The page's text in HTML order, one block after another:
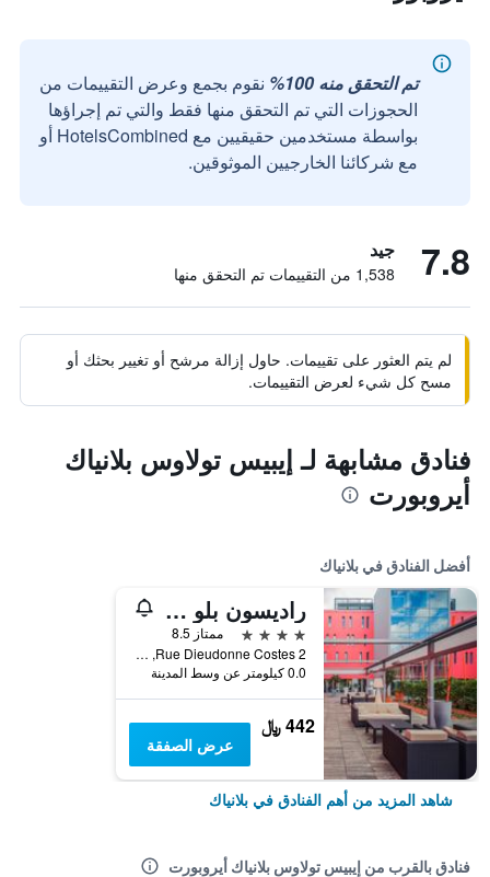
تم التحقق منه 100%
نقوم بجمع وعرض التقييمات من
الحجوزات التي تم التحقق منها فقط والتي تم إجراؤها
بواسطة مستخدمين حقيقيين مع HotelsCombined أو
مع شركائنا الخارجيين الموثوقين.
7.8 جيد
1,538 من التقييمات تم التحقق منها
لم يتم العثور على تقييمات. حاول إزالة مرشح أو تغيير بحثك أو
مسح كل شيء لعرض التقييمات.
فنادق مشابهة لـ إيبيس تولاوس بلانياك
أيروبورت
أفضل الفنادق في بلانياك
راديسون بلو هوتل تولوز إيربورت
4 نجوم
ممتاز 8.5
2 Rue Dieudonne Costes, بلانياك, إقليم غارون العليا, فرنسا
0.0 كيلومتر عن وسط المدينة
442 ﷼
عرض الصفقة
شاهد المزيد من أهم الفنادق في بلانياك
فنادق بالقرب من إيبيس تولاوس بلانياك أيروبورت